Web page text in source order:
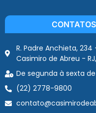
CONTATOS
R. Padre Anchieta,
Casimiro de Abreu -
De segunda à sexta de
(22) 2778-9800